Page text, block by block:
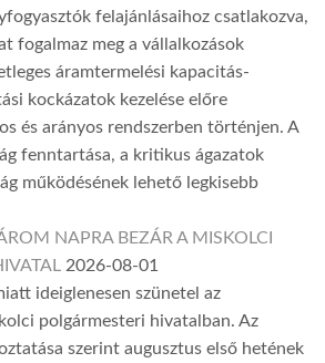
felajánlásaihoz csatlakozva,
fogalmaz meg a vállalkozások
áramtermelési kapacitás-
kockázatok kezelése előre
és arányos rendszerben történjen. A
fenntartása, a kritikus ágazatok
működésének lehető legkisebb
NAPRA BEZÁR A MISKOLCI
2026-08-01
ideiglenesen szünetel az
polgármesteri hivatalban. Az
szerint augusztus első hetének